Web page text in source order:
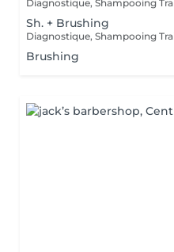
Sh. + Brushing
Brushing